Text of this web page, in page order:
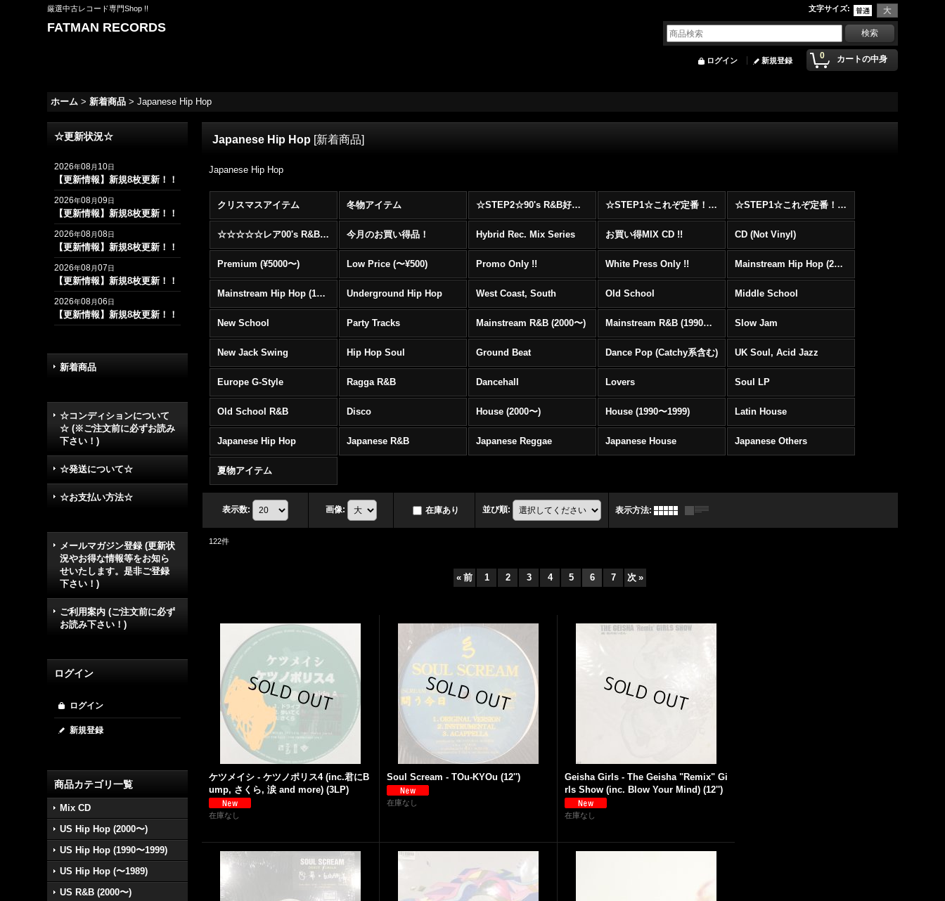
厳選中古レコード専門Shop !! 文字サイズ:
FATMAN RECORDS
0 カートの中身
ログイン 新規登録
ホーム > 新着商品 > Japanese Hip Hop
☆更新状況☆
2026年08月 10日
【更新情報】新規8枚更新！！
2026年08月09日
【更新情報】新規8枚更新！！
2026年08月08日
【更新情報】新規8枚更新！！
2026年08月07日
【更新情報】新規8枚更新！！
2026年08月06日
【更新情報】新規8枚更新！！
新着商品
☆コンディションについて
☆ (※ご注文前に必ずお読み
下さい！)
☆発送について☆
☆お支払い方法☆
メールマガジン登録 (更新状
況やお得な情報等をお知ら
せいたします。是非ご登録
下さい！)
ご利用案内 (ご注文前に必ず
お読み下さい！)
ログイン
ログイン
新規登録
商品カテゴリ一覧
Mix CD
US Hip Hop (2000〜)
US Hip Hop (1990〜1999)
US Hip Hop (〜1989)
US R&B (2000〜)
Japanese Hip Hop [新着商品]
Japanese Hip Hop
クリスマスアイテム 冬物アイテム ☆STEP2☆90's R&B好きに自信を持ってオススメ出来る00's R&B Best 100 !!! ☆STEP1☆これぞ定番！！まずはここから！2000年代Hip HopフロアヒットBest 100 !!! ☆STEP1☆これぞ定番！！まずはここから！2000年代R&BフロアヒットBest 100 !!!
☆☆☆☆☆レア00's R&B Promo Only盤特集！！☆☆☆☆☆ 今月のお買い得品！ Hybrid Rec. Mix Series お買い得MIX CD !! CD (Not Vinyl)
Premium (¥5000〜) Low Price (〜¥500) Promo Only !! White Press Only !! Mainstream Hip Hop (2000〜)
Mainstream Hip Hop (1990〜1999) Underground Hip Hop West Coast, South Old School Middle School
New School Party Tracks Mainstream R&B (2000〜) Mainstream R&B (1990〜1999) Slow Jam
New Jack Swing Hip Hop Soul Ground Beat Dance Pop (Catchy系含む) UK Soul, Acid Jazz
Europe G-Style Ragga R&B Dancehall Lovers Soul LP
Old School R&B Disco House (2000〜) House (1990〜1999) Latin House
Japanese Hip Hop Japanese R&B Japanese Reggae Japanese House Japanese Others
夏物アイテム
表示数: 画像: 在庫あり 並び順: 表示方法:
122件
« 前 1 2 3 4 5 6 7 次 »
ケツメイシ - ケツノポリス4 (inc.君にB
ump, さくら, 涙 and more) (3LP)
在庫なし
Soul Scream - TOu-KYOu (12'')
在庫なし
Geisha Girls - The Geisha "Remix" Gi
rls Show (inc. Blow Your Mind) (12'')
在庫なし